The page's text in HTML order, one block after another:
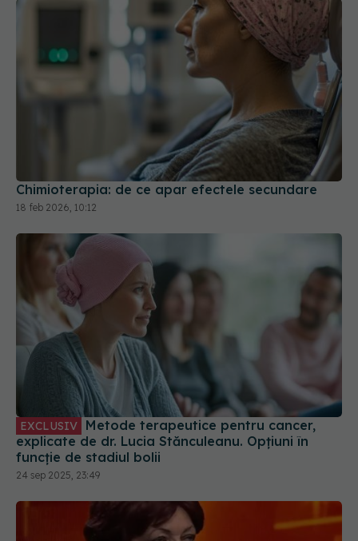
Chimioterapia: de ce apar efectele secundare
18 feb 2026, 10:12
EXCLUSIV
explicate de dr. Lucia Stănculeanu. Opțiuni în
funcție de stadiul bolii
24 sep 2025, 23:49